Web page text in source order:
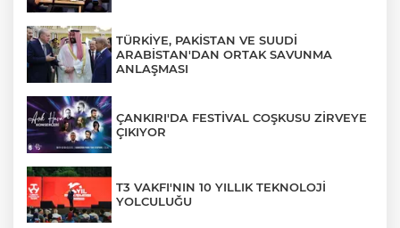
TÜRKİYE, PAKİSTAN VE SUUDİ
ARABİSTAN'DAN ORTAK SAVUNMA
ANLAŞMASI
ÇANKIRI'DA FESTİVAL COŞKUSU ZİRVEYE
ÇIKIYOR
T3 VAKFI'NIN 10 YILLIK TEKNOLOJİ
YOLCULUĞU